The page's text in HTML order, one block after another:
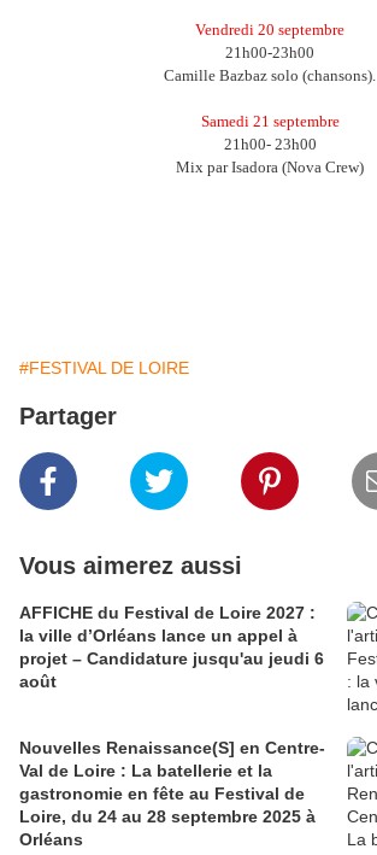
Vendredi 20 septembre
21h00-23h00
Camille Bazbaz solo (chansons).
Samedi 21 septembre
21h00- 23h00
Mix par Isadora (Nova Crew)
#FESTIVAL DE LOIRE
Partager
Vous aimerez aussi
AFFICHE du Festival de Loire 2027 :
la ville d’Orléans lance un appel à
projet – Candidature jusqu'au jeudi 6
août
Nouvelles Renaissance(S] en Centre-
Val de Loire : La batellerie et la
gastronomie en fête au Festival de
Loire, du 24 au 28 septembre 2025 à
Orléans